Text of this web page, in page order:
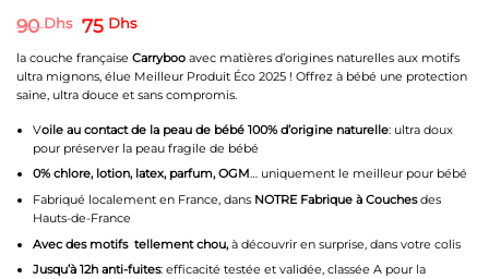
90Dhs Le
initial
était :
90 Dhs.
75 DhsLe
actuel
est :
75 Dhs.
la couche française Carryboo avec matières d’origines naturelles aux motifs
ultra mignons, élue Meilleur Produit Éco 2025 ! Offrez à bébé une protection
saine, ultra douce et sans compromis.
Voile au contact de la peau de bébé 100% d’origine naturelle: ultra doux
pour préserver la peau fragile de bébé
0% chlore, lotion, latex, parfum, OGM… uniquement le meilleur pour bébé
Fabriqué localement en France, dans NOTRE Fabrique à Couchesdes
Hauts-de-France
Avec des motifs tellement chou,à découvrir en surprise, dans votre colis
Jusqu’à 12h anti-fuites: efficacité testée et validée, classée A pour la